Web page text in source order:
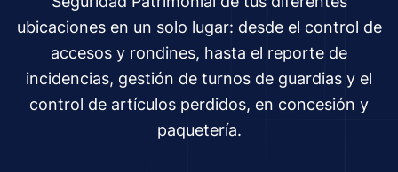
ubicaciones en un solo lugar: desde el control de
accesos y rondines, hasta el reporte de
incidencias, gestión de turnos de guardias y el
control de artículos perdidos, en concesión y
paquetería.